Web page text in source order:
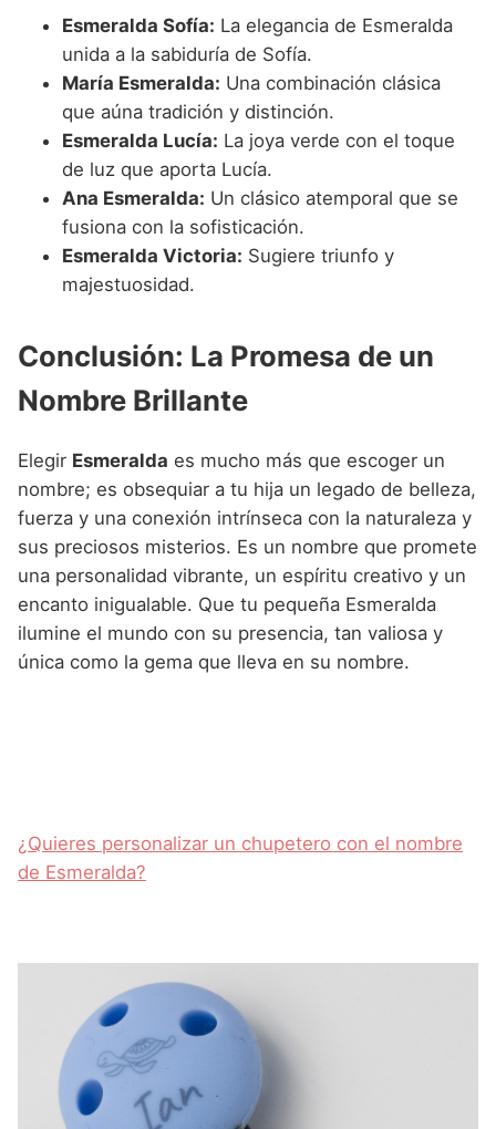
Esmeralda Sofía: La elegancia de Esmeralda
unida a la sabiduría de Sofía.
María Esmeralda: Una combinación clásica
que aúna tradición y distinción.
Esmeralda Lucía: La joya verde con el toque
de luz que aporta Lucía.
Ana Esmeralda: Un clásico atemporal que se
fusiona con la sofisticación.
Esmeralda Victoria: Sugiere triunfo y
majestuosidad.
Conclusión: La Promesa de un
Nombre Brillante
Elegir Esmeralda es mucho más que escoger un
nombre; es obsequiar a tu hija un legado de belleza,
fuerza y una conexión intrínseca con la naturaleza y
sus preciosos misterios. Es un nombre que promete
una personalidad vibrante, un espíritu creativo y un
encanto inigualable. Que tu pequeña Esmeralda
ilumine el mundo con su presencia, tan valiosa y
única como la gema que lleva en su nombre.
¿Quieres personalizar un chupetero con el nombre
de Esmeralda?